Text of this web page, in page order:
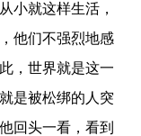
小就这样生活，
他们不强烈地感
，世界就是这一
是被松绑的人突
回头一看，看到